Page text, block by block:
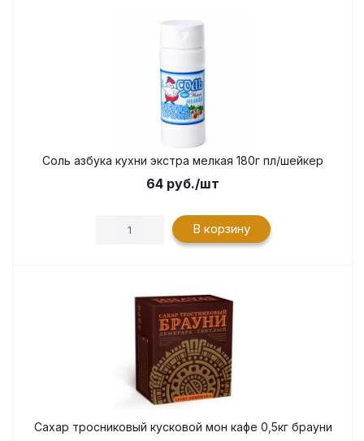
Соль азбука кухни экстра мелкая 180г пл/шейкер
64 руб./шт
В корзину
Сахар тросниковый кусковой мон кафе 0,5кг брауни